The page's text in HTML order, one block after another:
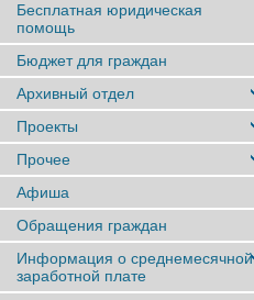
Бесплатная юридическая
помощь
Бюджет для граждан
Архивный отдел
Проекты
Прочее
Афиша
Обращения граждан
Информация о среднемесячной
заработной плате